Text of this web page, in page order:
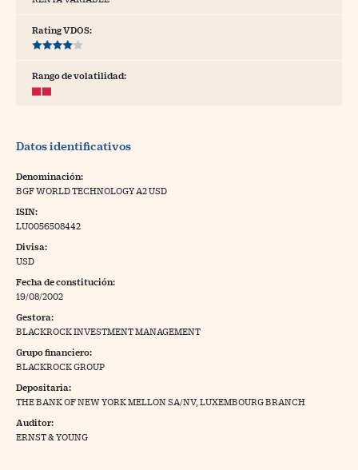
Pyme
a Cinco Días
Rating VDOS:
Rango de volatilidad:
Datos identificativos
Denominación:
BGF WORLD TECHNOLOGY A2 USD
ISIN:
LU0056508442
Divisa:
USD
Fecha de constitución:
19/08/2002
Gestora:
BLACKROCK INVESTMENT MANAGEMENT
Grupo financiero:
BLACKROCK GROUP
Depositaria:
THE BANK OF NEW YORK MELLON SA/NV, LUXEMBOURG BRANCH
Auditor:
ERNST & YOUNG